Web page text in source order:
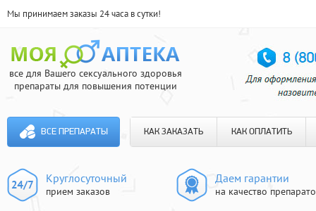
Мы принимаем заказы 24 часа в сутки!
все для Вашего сексуального здоровья
препараты для повышения потенции
ВСЕ ПРЕПАРАТЫ КАК ЗАКАЗАТЬ КАК ОПЛАТИТЬ
Круглосуточный
прием заказов
Даем гарантии
на качество